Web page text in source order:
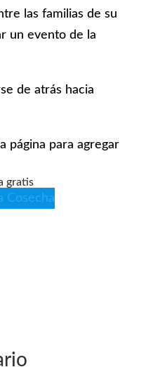
las familias de su
un evento de la
de atrás hacia
página para agregar
gratis
Cosecha